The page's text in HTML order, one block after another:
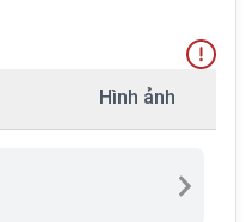
Hình ảnh